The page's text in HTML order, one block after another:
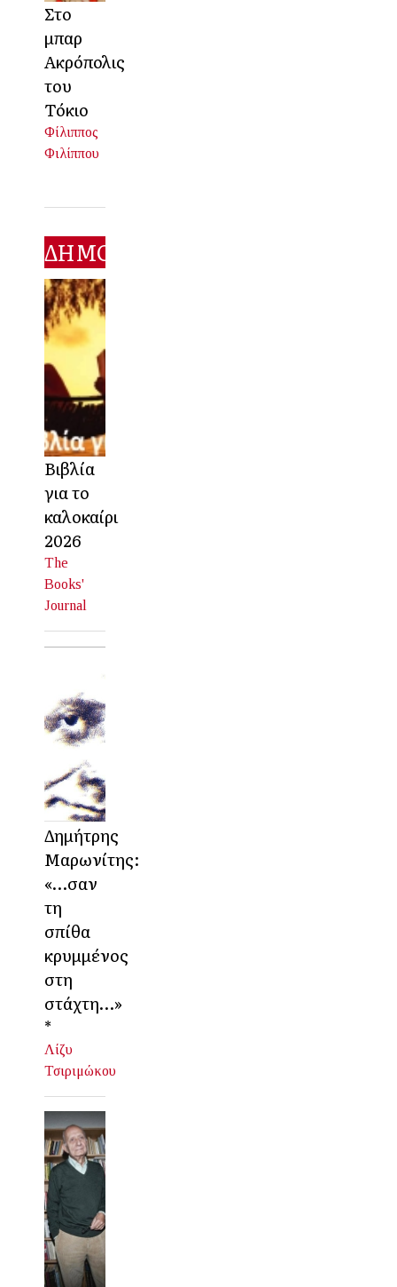
Στο
μπαρ
Ακρόπολις
του
Τόκιο
Φίλιππος
Φιλίππου
ΔΗΜΟΦΙΛΕΣΤΕΡΑ
Βιβλία
για το
καλοκαίρι
2026
The
Books'
Journal
Δημήτρης
Μαρωνίτης:
«…σαν
τη
σπίθα
κρυμμένος
στη
στάχτη…»
*
Λίζυ
Τσιριμώκου